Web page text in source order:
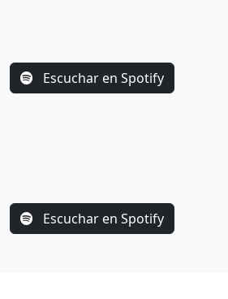
Escuchar en Spotify
Escuchar en Spotify